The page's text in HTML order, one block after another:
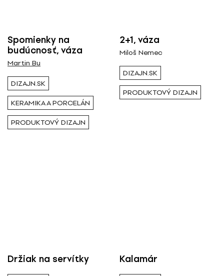
Spomienky na
budúcnosť, váza
Martin Bu
DIZAJN.SK
KERAMIKA A PORCELÁN
PRODUKTOVÝ DIZAJN
2+1, váza
Miloš Nemec
DIZAJN.SK
PRODUKTOVÝ DIZAJN
Držiak na servítky Kalamár